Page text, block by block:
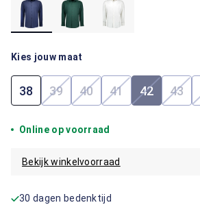
Kies jouw maat
38 39(Deze optie is momenteel
40(Deze optie is
41(Deze optie is
42(Deze43
Online op voorraad
Bekijk winkelvoorraad
30 dagen bedenktijd